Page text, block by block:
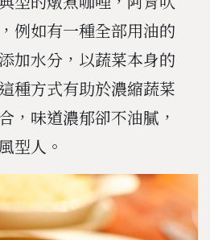
例如有一種全部用油的
加水分，以蔬菜本身的
種方式有助於濃縮蔬菜
，味道濃郁卻不油膩，
型人。